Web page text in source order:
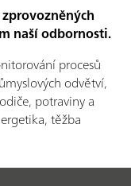
naší odbornosti.
procesů
odvětví,
potraviny a
těžba